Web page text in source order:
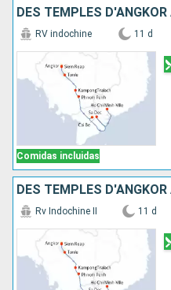
Comidas incluidas
RV indochine 11 d
Rv Indochine II 11 d